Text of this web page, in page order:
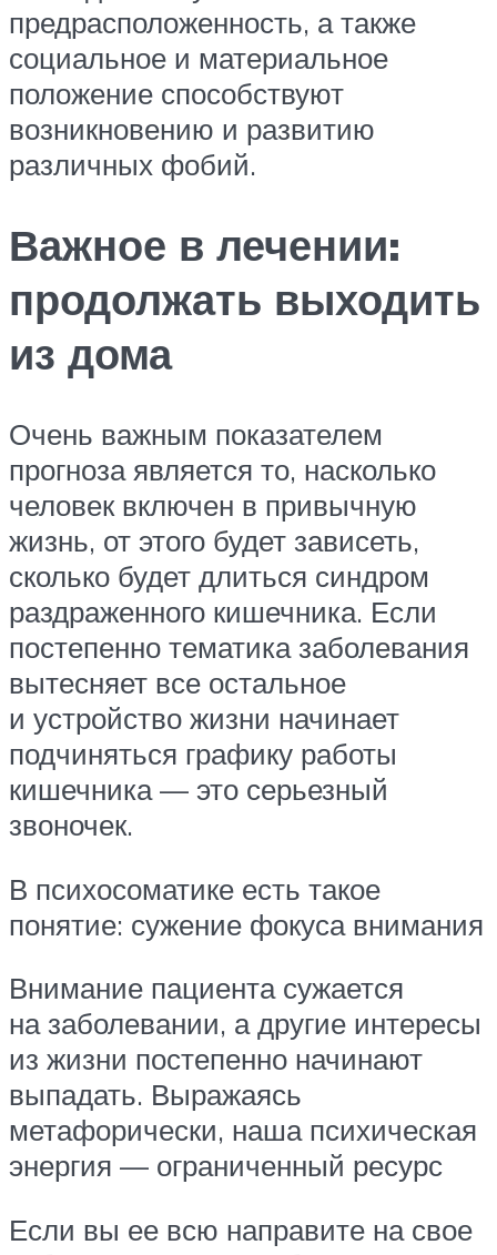
предрасположенность, а также
социальное и материальное
положение способствуют
возникновению и развитию
различных фобий.
Важное в лечении:
продолжать выходить
из дома
Очень важным показателем
прогноза является то, насколько
человек включен в привычную
жизнь, от этого будет зависеть,
сколько будет длиться синдром
раздраженного кишечника. Если
постепенно тематика заболевания
вытесняет все остальное
и устройство жизни начинает
подчиняться графику работы
кишечника — это серьезный
звоночек.
В психосоматике есть такое
понятие: сужение фокуса внимания
Внимание пациента сужается
на заболевании, а другие интересы
из жизни постепенно начинают
выпадать. Выражаясь
метафорически, наша психическая
энергия — ограниченный ресурс
Если вы ее всю направите на свое